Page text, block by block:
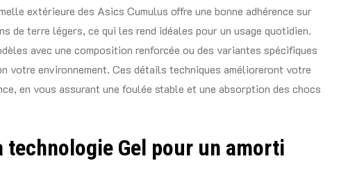
extérieure des Asics Cumulus offre une bonne adhérence sur
de terre légers, ce qui les rend idéales pour un usage quotidien.
avec une composition renforcée ou des variantes spécifiques
votre environnement. Ces détails techniques amélioreront votre
en vous assurant une foulée stable et une absorption des chocs
technologie Gel pour un amorti